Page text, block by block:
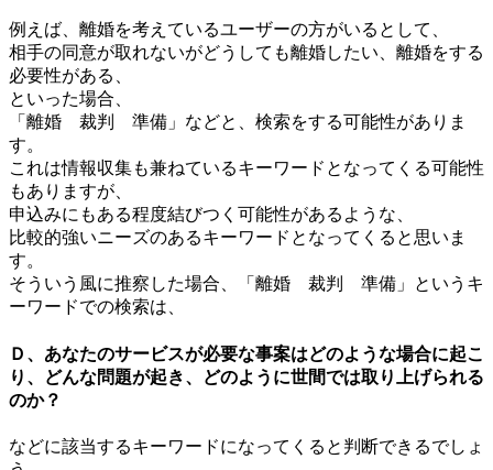
例えば、離婚を考えているユーザーの方がいるとして、
相手の同意が取れないがどうしても離婚したい、離婚をする
必要性がある、
といった場合、
「離婚 裁判 準備」などと、検索をする可能性がありま
す。
これは情報収集も兼ねているキーワードとなってくる可能性
もありますが、
申込みにもある程度結びつく可能性があるような、
比較的強いニーズのあるキーワードとなってくると思いま
す。
そういう風に推察した場合、「離婚 裁判 準備」というキ
ーワードでの検索は、
Ｄ、あなたのサービスが必要な事案はどのような場合に起こ
り、どんな問題が起き、どのように世間では取り上げられる
のか？
などに該当するキーワードになってくると判断できるでしょ